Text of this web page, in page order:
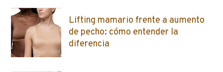
Lifting mamario frente a aumento
de pecho: cómo entender la
diferencia